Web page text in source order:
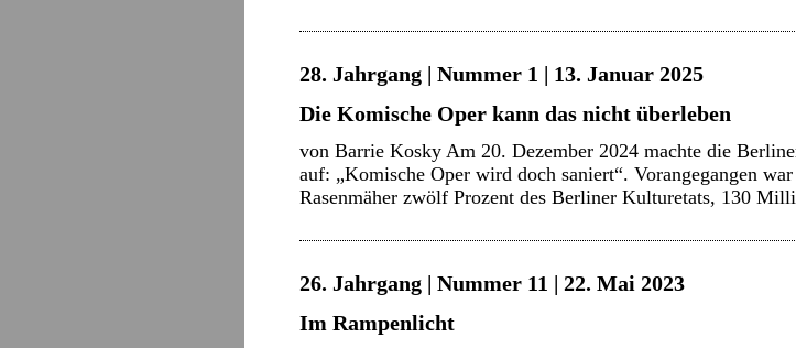
28. Jahrgang | Nummer 1 | 13. Januar 2025
Die Komische Oper kann das nicht überleben
von Barrie Kosky Am 20. Dezember 2024 machte die
auf: „Komische Oper wird doch saniert“. Vorangegangen
Rasenmäher zwölf Prozent des Berliner Kulturetats, 130
26. Jahrgang | Nummer 11 | 22. Mai 2023
Im Rampenlicht